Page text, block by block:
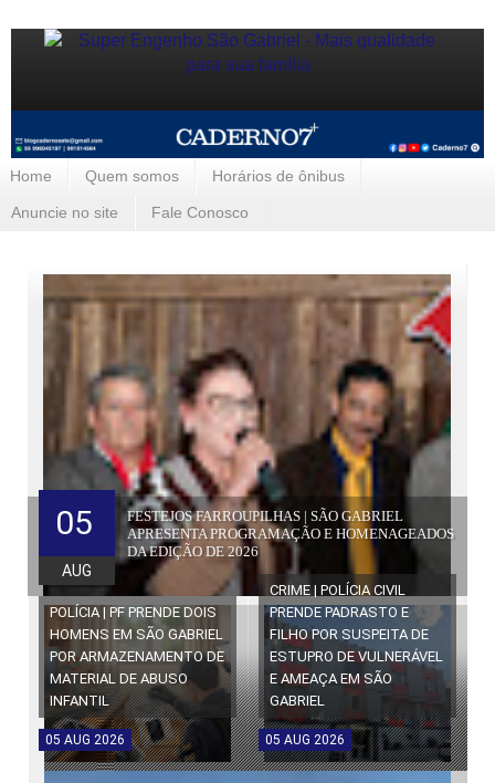
Home Quem somos Horários de ônibus
Anuncie no site Fale Conosco
FESTEJOS FARROUPILHAS | SÃO GABRIEL
APRESENTA PROGRAMAÇÃO E HOMENAGEADOS
DA EDIÇÃO DE 2026
05
AUG
POLÍCIA | PF PRENDE DOIS
HOMENS EM SÃO GABRIEL
POR ARMAZENAMENTO DE
MATERIAL DE ABUSO
INFANTIL
05 AUG 2026
CRIME | POLÍCIA CIVIL
PRENDE PADRASTO E
FILHO POR SUSPEITA DE
ESTUPRO DE VULNERÁVEL
E AMEAÇA EM SÃO
GABRIEL
05 AUG 2026